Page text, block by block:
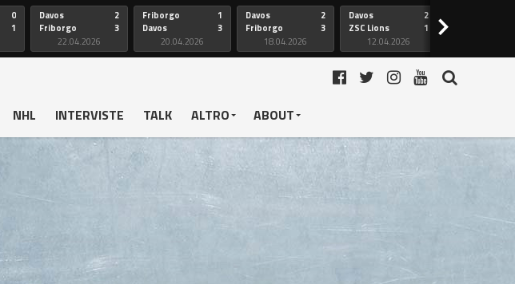
0
1
Davos
Friborgo
2
3
22.04.2026
Friborgo
Davos
1
3
20.04.2026
Davos
Friborgo
2
3
18.04.2026
Davos
ZSC Lions
2
1
12.04.2026
>
NHL INTERVISTE TALK ALTRO ABOUT